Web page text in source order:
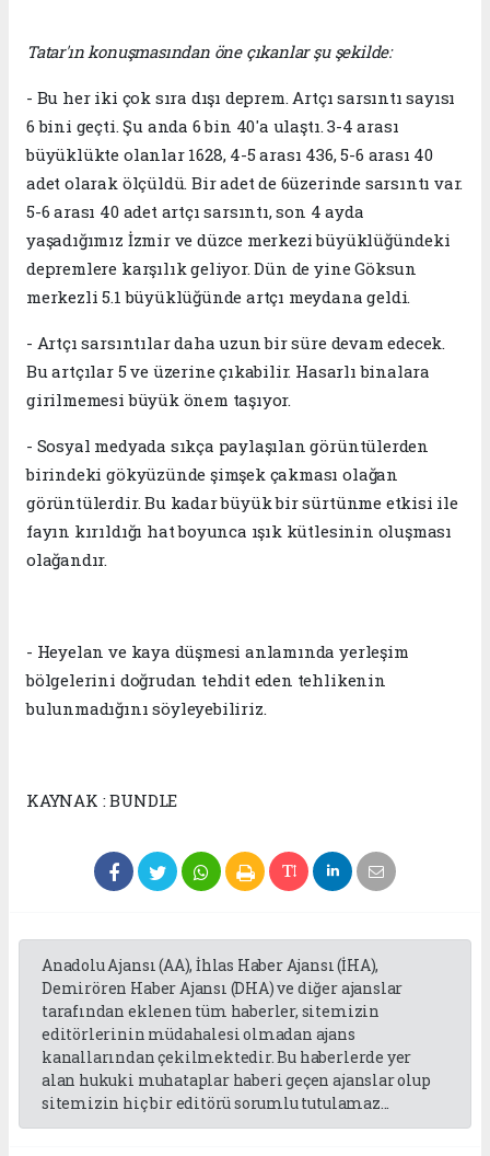
Tatar'ın konuşmasından öne çıkanlar şu şekilde:
- Bu her iki çok sıra dışı deprem. Artçı sarsıntı sayısı
6 bini geçti. Şu anda 6 bin 40'a ulaştı. 3-4 arası
büyüklükte olanlar 1628, 4-5 arası 436, 5-6 arası 40
adet olarak ölçüldü. Bir adet de 6üzerinde sarsıntı var.
5-6 arası 40 adet artçı sarsıntı, son 4 ayda
yaşadığımız İzmir ve düzce merkezi büyüklüğündeki
depremlere karşılık geliyor. Dün de yine Göksun
merkezli 5.1 büyüklüğünde artçı meydana geldi.
- Artçı sarsıntılar daha uzun bir süre devam edecek.
Bu artçılar 5 ve üzerine çıkabilir. Hasarlı binalara
girilmemesi büyük önem taşıyor.
- Sosyal medyada sıkça paylaşılan görüntülerden
birindeki gökyüzünde şimşek çakması olağan
görüntülerdir. Bu kadar büyük bir sürtünme etkisi ile
fayın kırıldığı hat boyunca ışık kütlesinin oluşması
olağandır.
- Heyelan ve kaya düşmesi anlamında yerleşim
bölgelerini doğrudan tehdit eden tehlikenin
bulunmadığını söyleyebiliriz.
KAYNAK : BUNDLE
Anadolu Ajansı (AA), İhlas Haber Ajansı (İHA),
Demirören Haber Ajansı (DHA) ve diğer ajanslar
tarafından eklenen tüm haberler, sitemizin
editörlerinin müdahalesi olmadan ajans
kanallarından çekilmektedir. Bu haberlerde yer
alan hukuki muhataplar haberi geçen ajanslar olup
sitemizin hiç bir editörü sorumlu tutulamaz...